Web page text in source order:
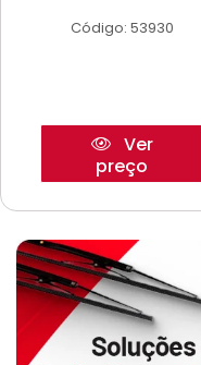
Código: 53930
Ver
preço